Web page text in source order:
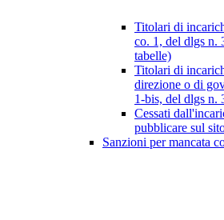
Titolari di
co. 1, del dlgs n.
tabelle)
Titolari di
direzione o di
1-bis, del dlgs n.
Cessati
pubblicare sul
Sanzioni per mancata